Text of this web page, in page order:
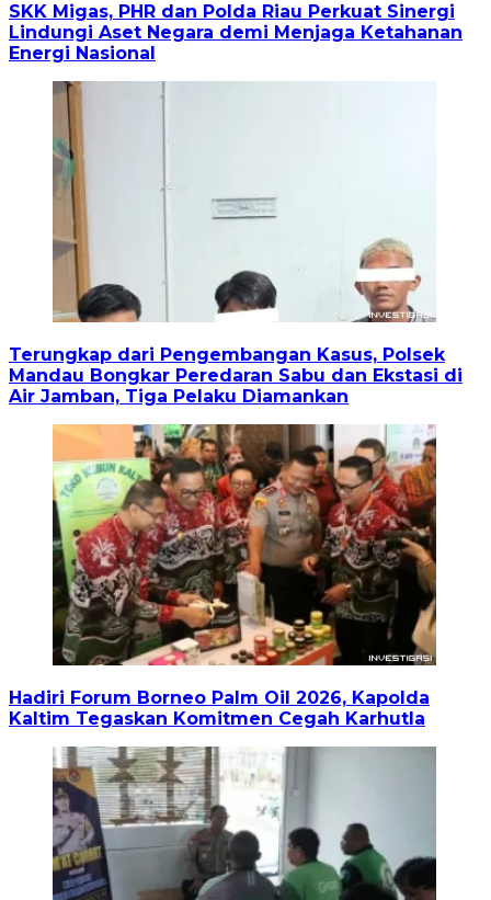
SKK Migas, PHR dan Polda Riau Perkuat Sinergi
Lindungi Aset Negara demi Menjaga Ketahanan
Energi Nasional
Terungkap dari Pengembangan Kasus, Polsek
Mandau Bongkar Peredaran Sabu dan Ekstasi di
Air Jamban, Tiga Pelaku Diamankan
Hadiri Forum Borneo Palm Oil 2026, Kapolda
Kaltim Tegaskan Komitmen Cegah Karhutla